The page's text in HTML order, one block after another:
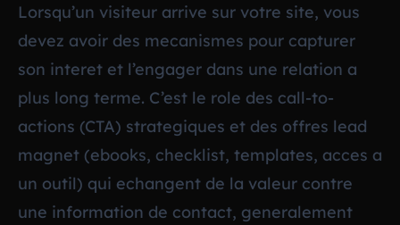
Lorsqu’un visiteur arrive sur votre site, vous
devez avoir des mecanismes pour capturer
son interet et l’engager dans une relation a
plus long terme. C’est le role des call-to-
actions (CTA) strategiques et des offres lead
magnet (ebooks, checklist, templates, acces a
un outil) qui echangent de la valeur contre
une information de contact, generalement